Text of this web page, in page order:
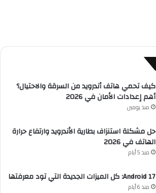
كيف تحمي هاتف أندرويد من السرقة والاحتيال؟
أهم إعدادات الأمان في 2026
منذ يومين
حل مشكلة استنزاف بطارية الأندرويد وارتفاع حرارة
الهاتف في 2026
منذ 5 أيام
Android 17: كل الميزات الجديدة التي تود معرفتها
منذ 6 أيام